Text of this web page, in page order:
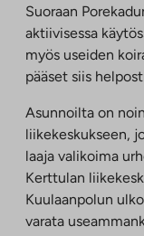
Suoraan
aktiivisessa
myös useiden
pääset siis
Asunnoilta on
liikekeskukseen,
laaja valikoima
Kerttulan
Kuulaanpolun
varata